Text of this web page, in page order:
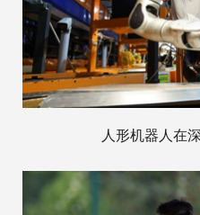
人形机器人在